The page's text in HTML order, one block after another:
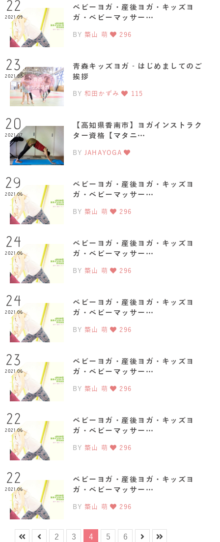
22
2021.09
ベビーヨガ・産後ヨガ・キッズヨ
ガ・ベビーマッサー…
BY 築山 萌 296
23
2021.08
青森キッズヨガ‐はじめましてのご
挨拶
BY 和田かずみ 115
20
2021.07
【高知県香南市】ヨガインストラク
ター資格【マタニ…
BY JAHAYOGA
29
2021.06
ベビーヨガ・産後ヨガ・キッズヨ
ガ・ベビーマッサー…
BY 築山 萌 296
24
2021.06
ベビーヨガ・産後ヨガ・キッズヨ
ガ・ベビーマッサー…
BY 築山 萌 296
24
2021.06
ベビーヨガ・産後ヨガ・キッズヨ
ガ・ベビーマッサー…
BY 築山 萌 296
23
2021.06
ベビーヨガ・産後ヨガ・キッズヨ
ガ・ベビーマッサー…
BY 築山 萌 296
22
2021.06
ベビーヨガ・産後ヨガ・キッズヨ
ガ・ベビーマッサー…
BY 築山 萌 296
22
2021.06
ベビーヨガ・産後ヨガ・キッズヨ
ガ・ベビーマッサー…
BY 築山 萌 296
2 3 4 5 6